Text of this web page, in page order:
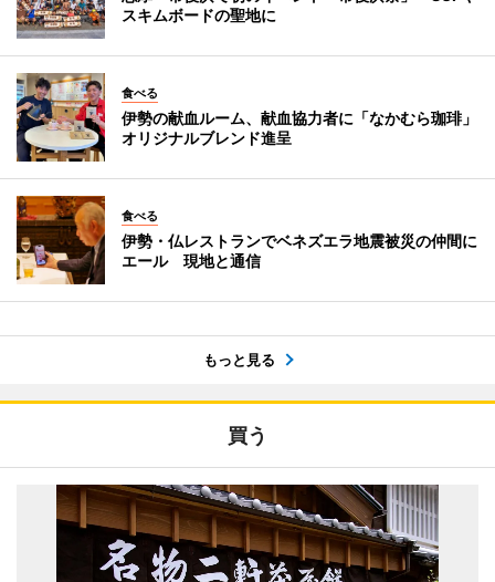
スキムボードの聖地に
食べる
伊勢の献血ルーム、献血協力者に「なかむら珈琲」
オリジナルブレンド進呈
食べる
伊勢・仏レストランでベネズエラ地震被災の仲間に
エール 現地と通信
もっと見る
買う